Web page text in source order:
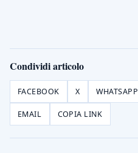
Condividi articolo
FACEBOOK X WHATSAPP
EMAIL COPIA LINK